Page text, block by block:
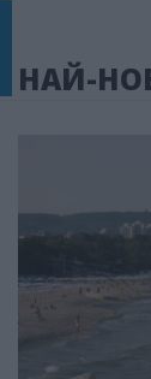
НАЙ-